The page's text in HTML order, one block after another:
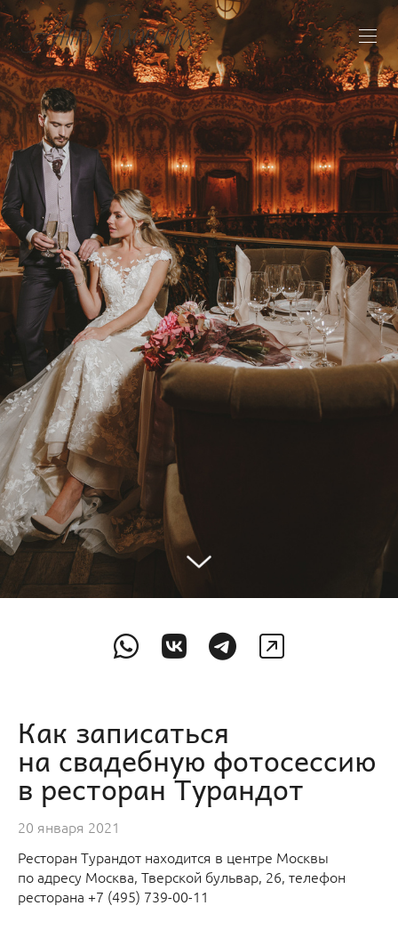
Как записаться
на свадебную фотосессию
в ресторан Турандот
20 января 2021
Ресторан Турандот находится в центре Москвы
по адресу Москва, Тверской бульвар, 26, телефон
ресторана +7 (495) 739-00-11